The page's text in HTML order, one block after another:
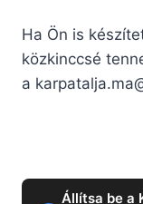
Ha Ön is
közkinccsé
a
Állítsa be a